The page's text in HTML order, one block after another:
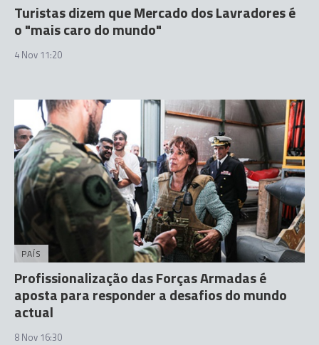
Turistas dizem que Mercado dos Lavradores é
o "mais caro do mundo"
4 Nov 11:20
PAÍS
Profissionalização das Forças Armadas é
aposta para responder a desafios do mundo
actual
8 Nov 16:30